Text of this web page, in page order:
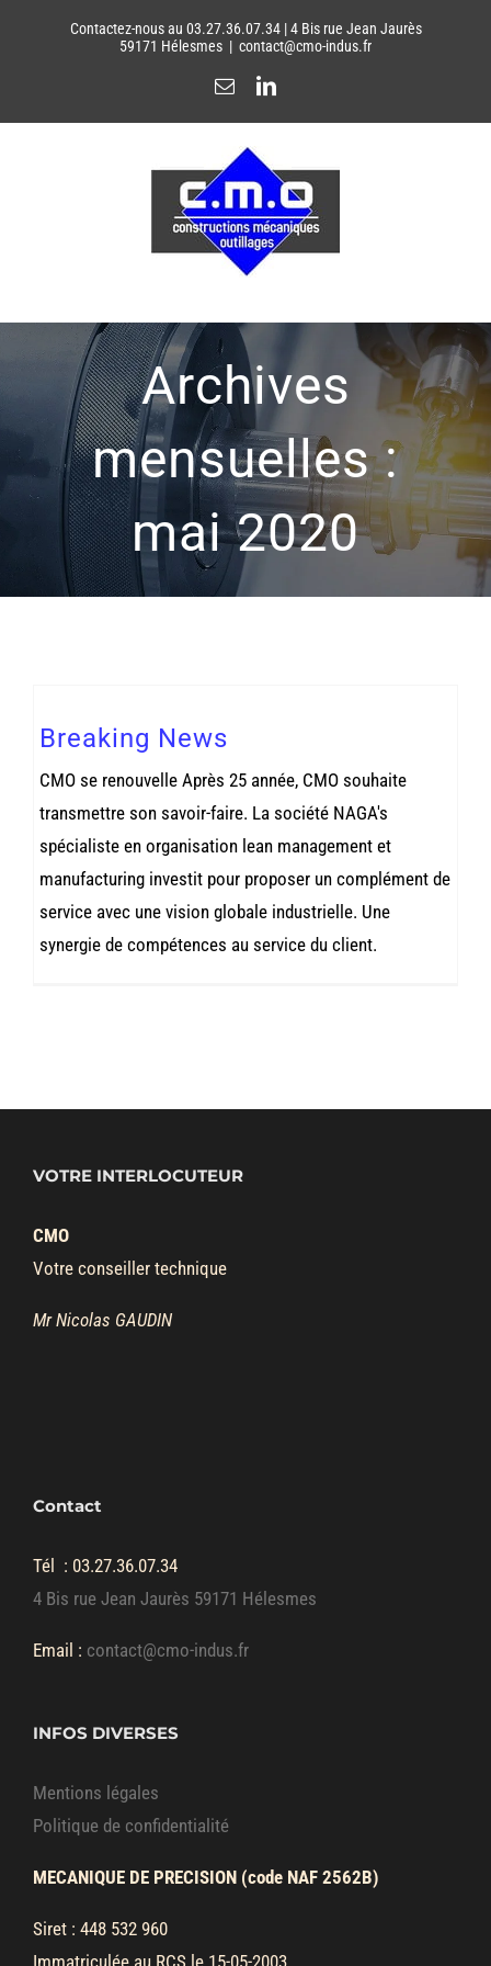
Contactez-nous au 03.27.36.07.34 | 4 Bis rue Jean Jaurès
59171 Hélesmes | contact@cmo-indus.fr
EmailLinkedIn
Archives
mensuelles :
mai 2020
Breaking News
CMO se renouvelle Après 25 année, CMO souhaite
transmettre son savoir-faire. La société NAGA's
spécialiste en organisation lean management et
manufacturing investit pour proposer un complément de
service avec une vision globale industrielle. Une
synergie de compétences au service du client.
VOTRE INTERLOCUTEUR
CMO
Votre conseiller technique
Mr Nicolas GAUDIN
Contact
Tél : 03.27.36.07.34
4 Bis rue Jean Jaurès 59171 Hélesmes
Email : contact@cmo-indus.fr
INFOS DIVERSES
Mentions légales
Politique de confidentialité
MECANIQUE DE PRECISION (code NAF 2562B)
Siret : 448 532 960
Immatriculée au RCS le 15-05-2003